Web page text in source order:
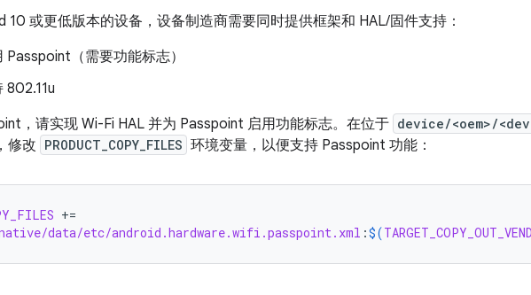
10 或更低版本的设备，设备制造商需要同时提供框架和 HAL/固件支持：
Passpoint（需要功能标志）
802.11u
，请实现 Wi-Fi HAL 并为 Passpoint 启用功能标志。在位于 device/<oem>/
修改 PRODUCT_COPY_FILES 环境变量，以便支持 Passpoint 功能：
+=
native/data/etc/android.hardware.wifi.passpoint.xml :$(